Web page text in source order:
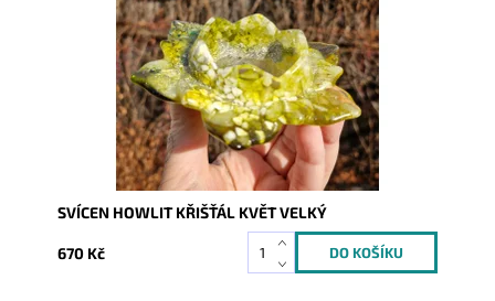
9982
SVÍCEN HOWLIT KŘIŠŤÁL KVĚT VELKÝ
670 Kč